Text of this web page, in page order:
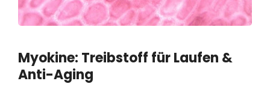
Myokine: Treibstoff für Laufen &
Anti-Aging